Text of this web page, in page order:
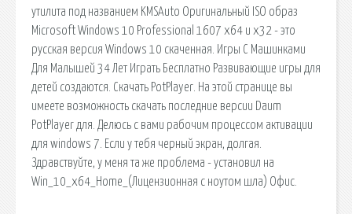
утилита под названием KMSAuto Оригинальный ISO образ
Microsoft Windows 10 Professional 1607 x64 и x32 - это
русская версия Windows 10 скаченная. Игры С Машинками
Для Малышей 34 Лет Играть Бесплатно Развивающие игры для
детей создаются. Скачать PotPlayer. На этой странице вы
имеете возможность скачать последние версии Daum
PotPlayer для. Делюсь с вами рабочим процессом активации
для windows 7. Если у тебя черный экран, долгая.
Здравствуйте, у меня та же проблема - установил на
Win_10_х64_Home_(Лицензионная с ноутом шла) Офис.